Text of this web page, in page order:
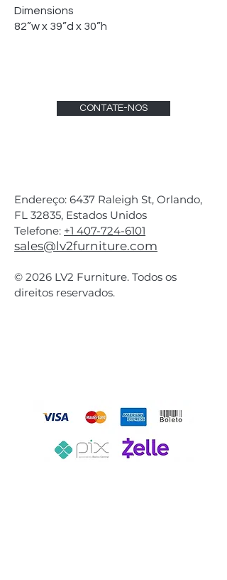
Dimensions
82”w x 39”d x 30”h
CONTATE-NOS
Endereço: 6437 Raleigh St, Orlando,
FL 32835, Estados Unidos
Telefone: +1 407-724-6101
sales@lv2furniture.com
© 2026 LV2 Furniture. Todos os
direitos reservados.